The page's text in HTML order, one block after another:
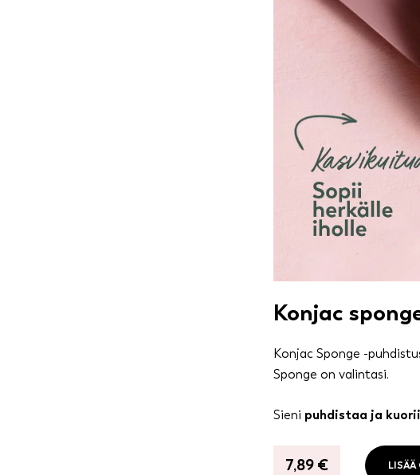
Konjac
Konjac Sponge -
Sponge on valintasi.
Sieni puhdistaa ja
7,89 € LISÄÄ